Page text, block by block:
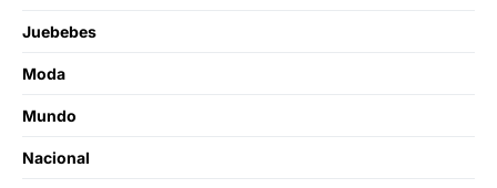
Juebebes
Moda
Mundo
Nacional